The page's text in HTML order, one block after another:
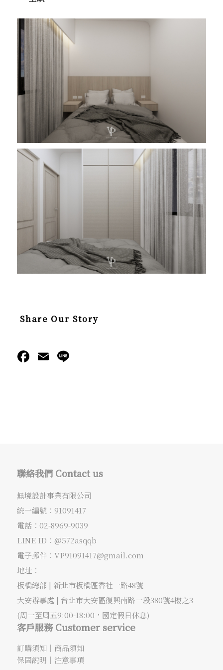
Share Our Story
Facebook
Email
聯絡我們 Contact us
無境設計事業有限公司
統一編號：91091417
電話： 02-8969-9039
LINE ID：@572asqqb
電子郵件： VP91091417@gmail.com
地址：
板橋總部 | 新北市板橋區香社一路48號
大安辦事處 | 台北市大安區復興南路一段380號4樓之3
(周一至周五9:00-18:00，國定假日休息)
客戶服務 Customer service
訂購須知｜ 商品須知
保固說明 ｜ 注意事項